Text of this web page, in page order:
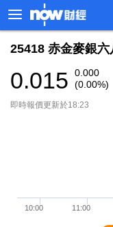
25418 赤金麥銀六
0.015
0.000
(0.00%)
即時報價更新於18:23